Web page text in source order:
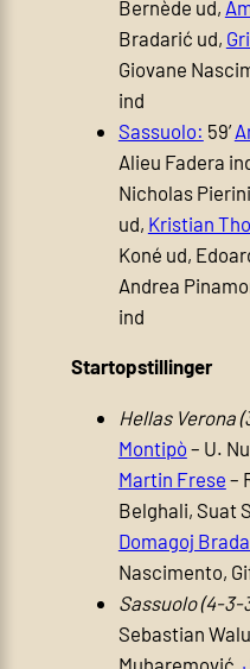
Bernède ud,
Bradarić ud,
Giovane
ind
Sassuolo: 59’
Alieu Fadera
Nicholas
ud, Kristian
Koné ud,
Andrea
ind
Startopstillinger
Hellas Verona
Montipò – U.
Martin Frese –
Belghali, Suat
Domagoj
Nascimento,
Sassuolo (4-3-
Sebastian